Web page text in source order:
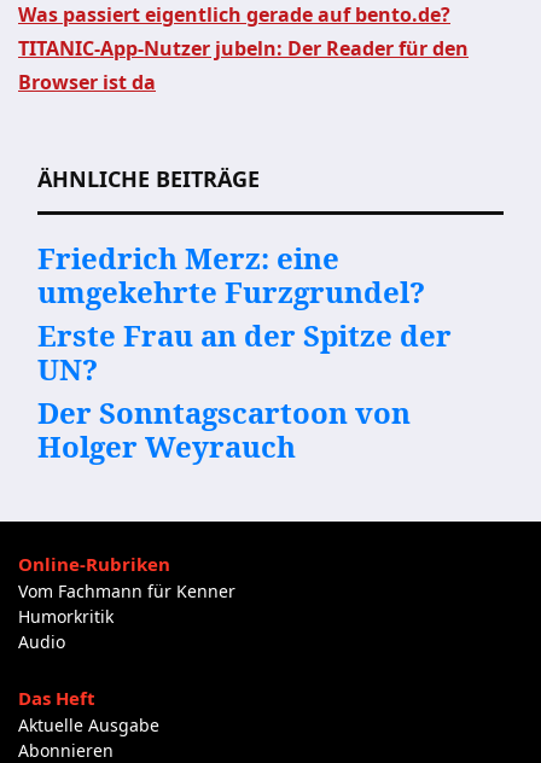
Beitragsnavigation
Was passiert eigentlich gerade auf bento.de?
TITANIC-App-Nutzer jubeln: Der Reader für den
Browser ist da
ÄHNLICHE BEITRÄGE
Friedrich Merz: eine
umgekehrte Furzgrundel?
Erste Frau an der Spitze der
UN?
Der Sonntagscartoon von
Holger Weyrauch
Online-Rubriken
Vom Fachmann für Kenner
Humorkritik
Audio
Das Heft
Aktuelle Ausgabe
Abonnieren